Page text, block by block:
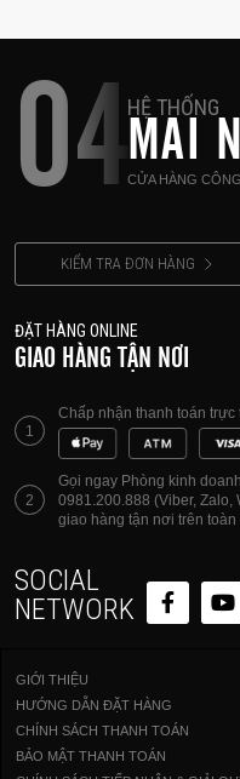
04HỆ THỐNG
MAI
CỬA HÀNG
KIỂM TRA ĐƠN HÀNG
ĐẶT HÀNG ONLINE
GIAO HÀNG TẬN NƠI
1
Chấp nhận thanh toán
2
Gọi ngay Phòng kinh
0981.200.888 (Viber, Zalo,
giao hàng tận nơi trên toàn
SOCIAL
NETWORK
GIỚI THIỆU
HƯỚNG DẪN ĐẶT HÀNG
CHÍNH SÁCH THANH TOÁN
BẢO MẬT THANH TOÁN